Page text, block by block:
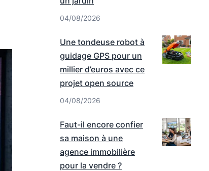
04/08/2026
Une tondeuse robot à
guidage GPS pour un
millier d’euros avec ce
projet open source
04/08/2026
Faut-il encore confier
sa maison à une
agence immobilière
pour la vendre ?